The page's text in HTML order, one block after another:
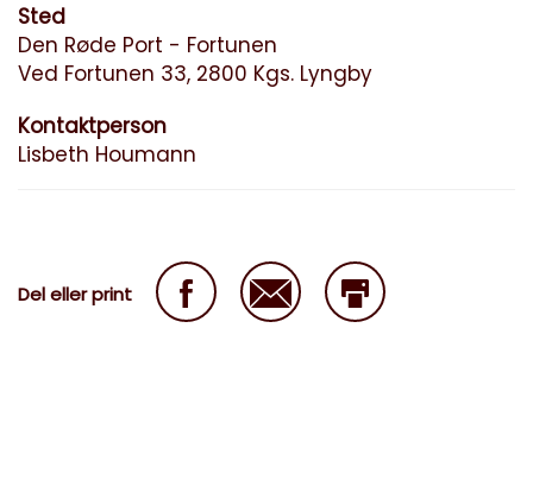
Sted
Den Røde Port - Fortunen
Ved Fortunen 33, 2800 Kgs. Lyngby
Kontaktperson
Lisbeth Houmann
Del eller print